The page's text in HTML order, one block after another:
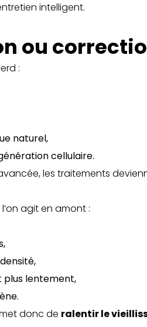
intelligent.
ou
:
naturel,
cellulaire.
les traitements
agit en amont :
plus lentement,
donc de ralentir le